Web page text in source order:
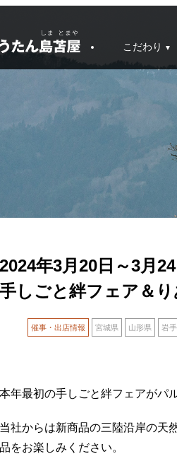
こだわり
2024年3月20日～3月24
手しごと絆フェア＆
催事・出店情報 宮城県 山形県 岩
本年最初の手しごと絆フェアがパ
当社からは新商品の三陸沿岸の天
品をお楽しみください。